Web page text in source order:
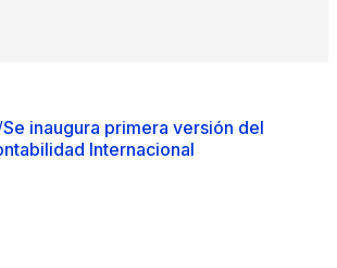
Se inaugura primera versión del
Internacional